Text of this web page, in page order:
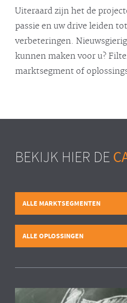
Uiteraard zijn het de
passie en uw drive leiden
verbeteringen.
kunnen maken voor u?
marktsegment of
BEKIJK HIER DE
ALLE MARKTSEGMENTEN
ALLE OPLOSSINGEN